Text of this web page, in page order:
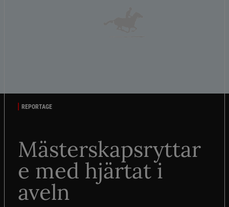
REPORTAGE
Mästerskapsryttar
e med hjärtat i
aveln